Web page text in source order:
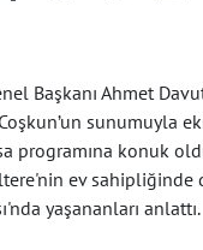
Başkanı Ahmet
sunumuyla
programına konuk
ev sahipliğinde
yaşananları anlattı.